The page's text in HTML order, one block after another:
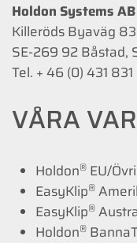
Holdon Systems AB
Killeröds Byaväg 83
SE-269 92 Båstad,
Tel. + 46 (0) 431
VÅRA
Holdon® EU/
EasyKlip®
EasyKlip®
Holdon®